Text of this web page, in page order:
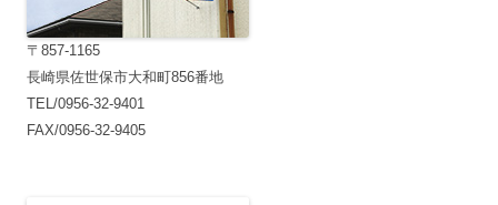
〒857-1165
長崎県佐世保市大和町856番地
TEL/0956-32-9401
FAX/0956-32-9405